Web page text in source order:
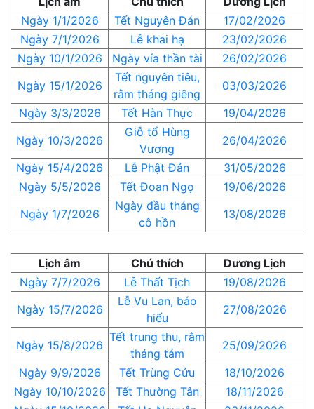
Ngày 1/1/2026
Tết Nguyên Đán
17/02/2026
Ngày 7/1/2026
Lễ khai hạ
23/02/2026
Ngày 10/1/2026
Ngày vía thần tài
26/02/2026
Ngày 15/1/2026
Tết nguyên tiêu,
rằm tháng giêng
03/03/2026
Ngày 3/3/2026
Tết Hàn Thực
19/04/2026
Ngày 10/3/2026
Giỗ tổ Hùng
Vương
26/04/2026
Ngày 15/4/2026
Lễ Phật Đản
31/05/2026
Ngày 5/5/2026
Tết Đoan Ngọ
19/06/2026
Ngày 1/7/2026
Ngày đầu tháng
cô hồn
13/08/2026
Lịch âm Chú thích
Dương Lịch
Ngày 7/7/2026
Lễ Thất Tịch
19/08/2026
Ngày 15/7/2026
Lễ Vu Lan, báo
hiếu
27/08/2026
Ngày 15/8/2026
Tết trung thu, rằm
tháng tám
25/09/2026
Ngày 9/9/2026
Tết Trùng Cửu
18/10/2026
Ngày 10/10/2026
Tết Thường Tân
18/11/2026